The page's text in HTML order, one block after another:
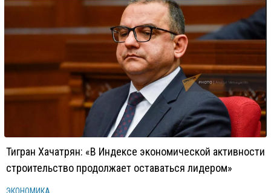
Тигран Хачатрян: «В Индексе экономической активности
строительство продолжает оставаться лидером»